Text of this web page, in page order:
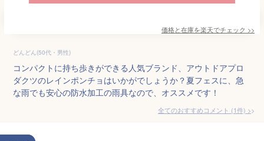
価格と在庫を楽天でチェック >>
どんどん(50代・男性)
コンパクトに持ち歩きができる人気ブランド、アウトドアプロ
ダクツのレインポンチョはいかがでしょうか？夏フェスに、急
な雨でも安心の防水加工の雨具なので、オススメです！
全てのおすすめコメント (1件) >